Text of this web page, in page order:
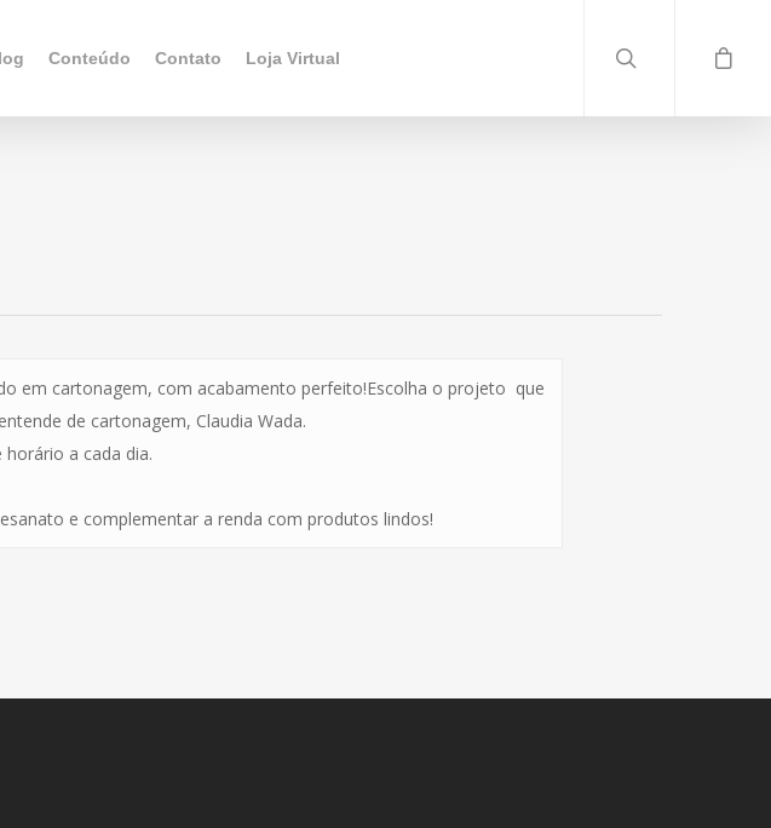
Conteúdo Contato Loja Virtual
em cartonagem, com acabamento perfeito!Escolha o projeto que
de cartonagem, Claudia Wada.
a cada dia.
e complementar a renda com produtos lindos!